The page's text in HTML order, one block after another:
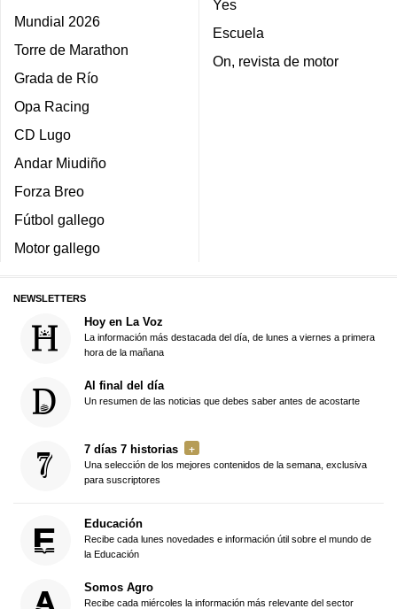
Mundial 2026
Torre de Marathon
Grada de Río
Opa Racing
CD Lugo
Andar Miudiño
Forza Breo
Fútbol gallego
Motor gallego
Yes
Escuela
On, revista de motor
NEWSLETTERS
Hoy en La Voz
La información más destacada del día, de lunes a viernes a primera
hora de la mañana
Al final del día
Un resumen de las noticias que debes saber antes de acostarte
7 días 7 historias
Una selección de los mejores contenidos de la semana, exclusiva
para suscriptores
Educación
Recibe cada lunes novedades e información útil sobre el mundo de
la Educación
Somos Agro
Recibe cada miércoles la información más relevante del sector